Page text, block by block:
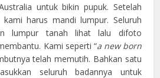
untuk bikin pupuk. Setelah
harus mandi lumpur. Seluruh
lumpur tanah lihat lalu difoto
Kami seperti “a new born
telah memutih. Bahkan satu
seluruh badannya untuk